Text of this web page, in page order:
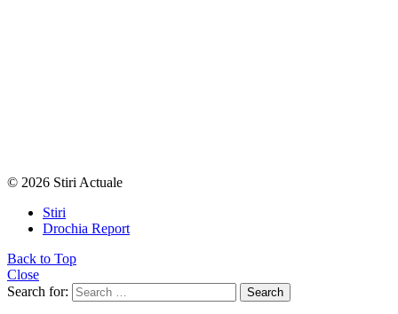
© 2026 Stiri Actuale
Stiri
Drochia Report
Back to Top
Close
Search for:
Search